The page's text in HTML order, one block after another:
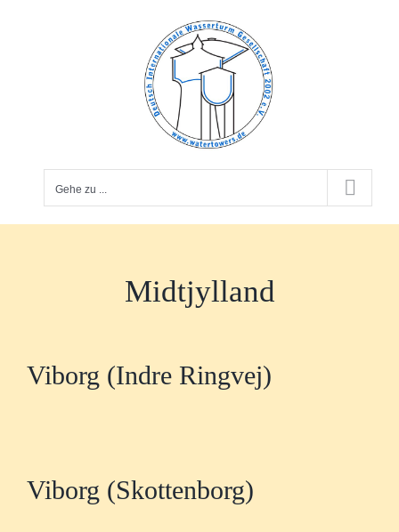
Gehe zu ...
Midtjylland
Viborg (Indre Ringvej)
Viborg (Skottenborg)